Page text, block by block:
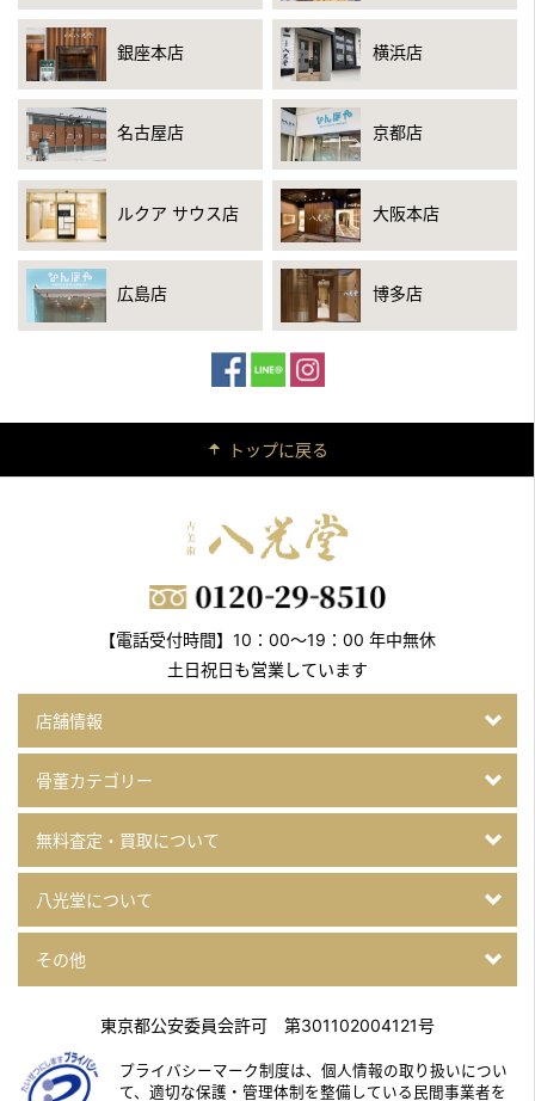
銀座本店 横浜店
名古屋店 京都店
ルクア サウス店 大阪本店
広島店 博多店
トップに戻る
【電話受付時間】10：00～19：00 年中無休
土日祝日も営業しています
店舗情報
骨董カテゴリー
無料査定・買取について
八光堂について
その他
東京都公安委員会許可 第301102004121号
プライバシーマーク制度は、個人情報の取り扱いについ
て、適切な保護・管理体制を整備している民間事業者を